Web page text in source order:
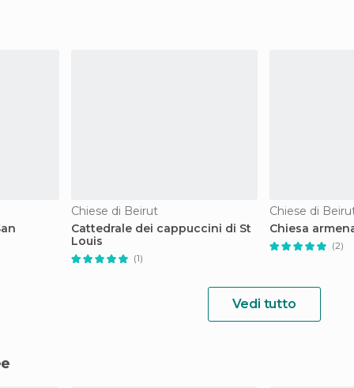
Chiese di Beirut
Cattedrale dei cappuccini di St
Louis
(1)
Chiese di
Chiesa
(2)
Vedi tutto